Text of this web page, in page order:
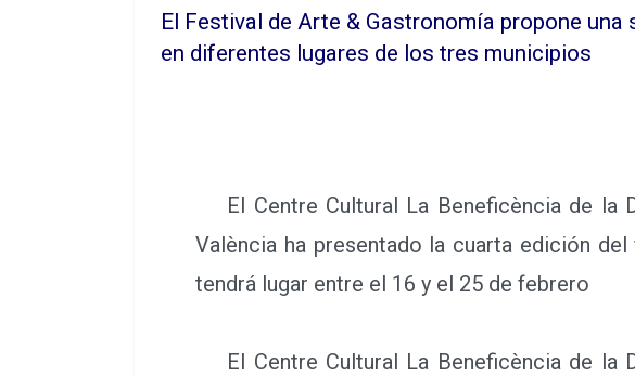
El Festival de Arte & Gastronomía propone
en diferentes lugares de los tres municipios
El Centre Cultural La Beneficència de la
València ha presentado la cuarta edición
tendrá lugar entre el 16 y el 25 de febrero
El Centre Cultural La Beneficència de la